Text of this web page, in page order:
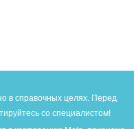
в справочных целях. Перед
со специалистом!